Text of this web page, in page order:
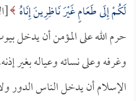
لَكُمْ إِلَى طَعَامٍ غَيْرَ نَاظِرِينَ إِنَاهُ
حرم الله على المؤمن أن يدخل
وغرفه وعلى نسائه وعياله بغير
الإسلام أن يدخل الناس الدور